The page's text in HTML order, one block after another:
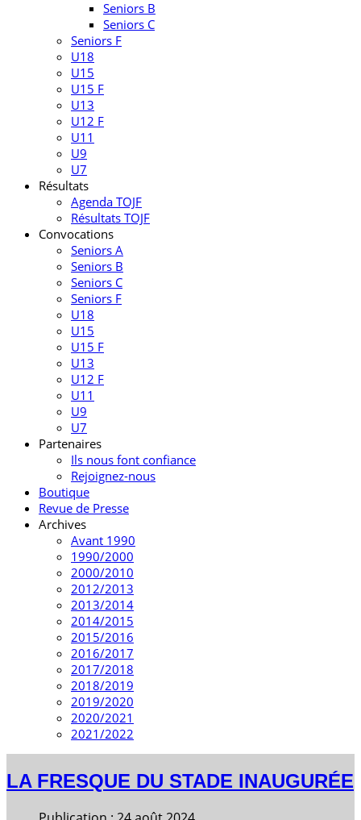
Seniors B
Seniors C
Seniors F
U18
U15
U15 F
U13
U12 F
U11
U9
U7
Résultats
Agenda TOJF
Résultats TOJF
Convocations
Seniors A
Seniors B
Seniors C
Seniors F
U18
U15
U15 F
U13
U12 F
U11
U9
U7
Partenaires
Ils nous font confiance
Rejoignez-nous
Boutique
Revue de Presse
Archives
Avant 1990
1990/2000
2000/2010
2012/2013
2013/2014
2014/2015
2015/2016
2016/2017
2017/2018
2018/2019
2019/2020
2020/2021
2021/2022
LA FRESQUE DU STADE INAUGURÉE